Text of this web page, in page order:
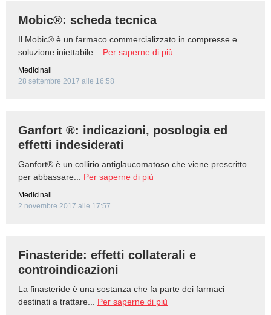
Mobic®: scheda tecnica
Il Mobic® è un farmaco commercializzato in compresse e
soluzione iniettabile... Per saperne di più
Medicinali
28 settembre 2017 alle 16:58
Ganfort ®: indicazioni, posologia ed
effetti indesiderati
Ganfort® è un collirio antiglaucomatoso che viene prescritto
per abbassare... Per saperne di più
Medicinali
2 novembre 2017 alle 17:57
Finasteride: effetti collaterali e
controindicazioni
La finasteride è una sostanza che fa parte dei farmaci
destinati a trattare... Per saperne di più